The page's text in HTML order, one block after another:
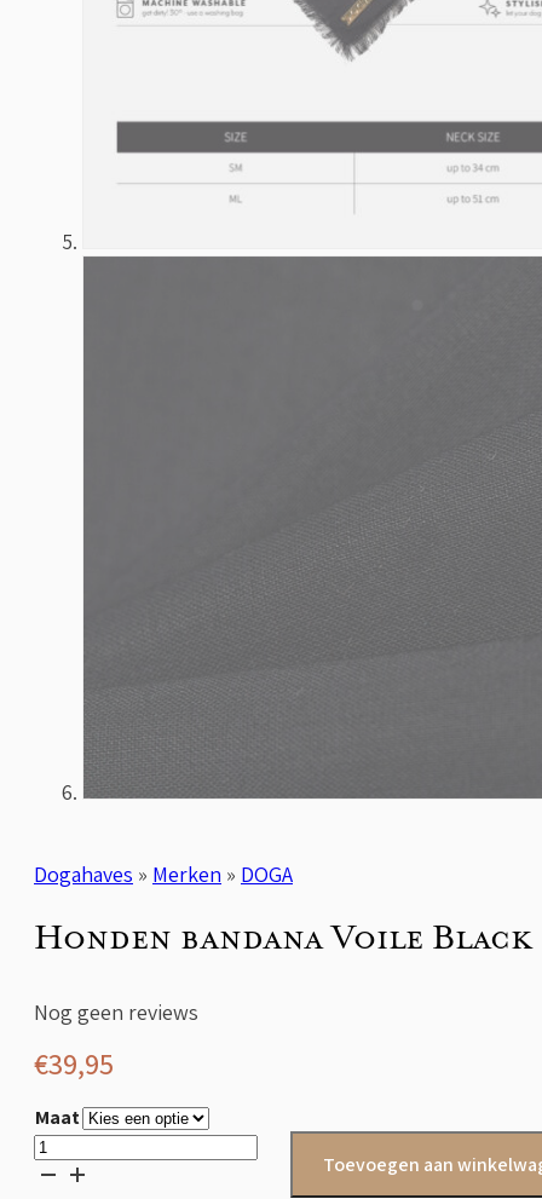
Dogahaves » Merken » DOGA
Honden bandana Voile Black
Nog geen reviews
€39,95
Maat
Honden
bandana
Toevoegen aan